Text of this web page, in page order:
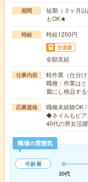
期間
短期（３ヶ月
もOK★
時給 時給1250円
交通費
全額支給
仕事内容
軽作業（仕分
職種：作業は
麗にし検品す
応募資格
職種未経験OK
◆ネイルもピ
40代の男女活
職場の雰囲気
年齢層
20代